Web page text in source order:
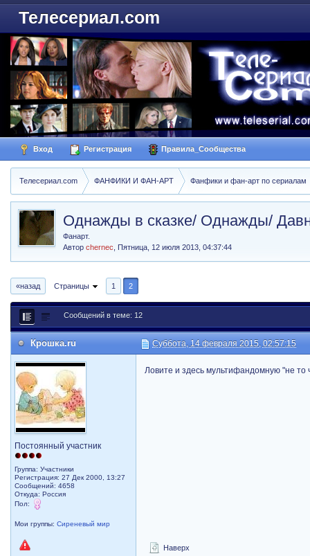
Телесериал.com
Вход Регистрация Правила_Сообщества
Телесериал.com ФАНФИКИ И ФАН-АРТ Фанфики и фан-арт по сериалам
Однажды в сказке/ Однажды/
Фанарт.
Авторchernec ,Пятница, 12 июля 2013, 04:37:44
«назад Страницы 1 2
Сообщений в теме: 12
Крошка.ru Суббота, 14 февраля 2015, 02:57:15
Постоянный участник
Группа: Участники
Регистрация: 27 Дек 2000, 13:27
Сообщений: 4658
Откуда: Россия
Пол:
Мои группы:Сиреневый мир
Ловите и здесь мультифандомную "не то
Наверх